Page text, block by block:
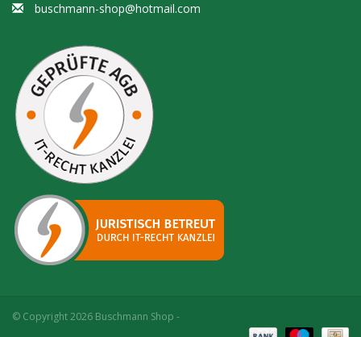
buschmann-shop@hotmail.com
© Copyright 2026 Buschmann Shop -